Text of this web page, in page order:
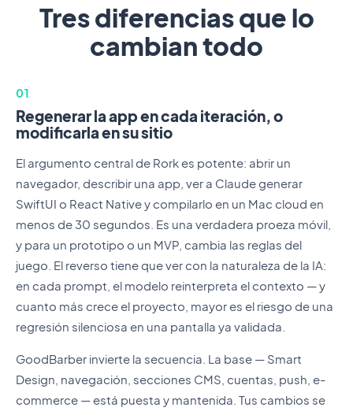
Tres diferencias que lo
cambian todo
01
Regenerar la app en cada iteración, o
modificarla en su sitio
El argumento central de Rork es potente: abrir un
navegador, describir una app, ver a Claude generar
SwiftUI o React Native y compilarlo en un Mac cloud en
menos de 30 segundos. Es una verdadera proeza móvil,
y para un prototipo o un MVP, cambia las reglas del
juego. El reverso tiene que ver con la naturaleza de la IA:
en cada prompt, el modelo reinterpreta el contexto — y
cuanto más crece el proyecto, mayor es el riesgo de una
regresión silenciosa en una pantalla ya validada.
GoodBarber invierte la secuencia. La base — Smart
Design, navegación, secciones CMS, cuentas, push, e-
commerce — está puesta y mantenida. Tus cambios se